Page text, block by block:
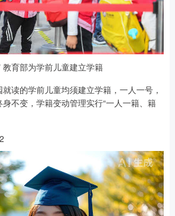
教育部为学前儿童建立学籍
读的学前儿童均须建立学籍，一人一号，
不变，学籍变动管理实行“一人一籍、籍